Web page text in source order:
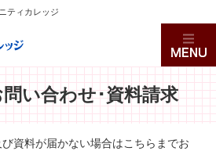
ティカレッジ
い合わせ･資料請求
資料が届かない場合はこちらまでお